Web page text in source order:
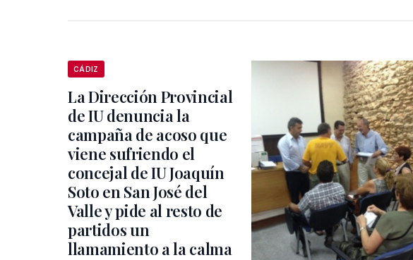
CÁDIZ
La Dirección Provincial
de IU denuncia la
campaña de acoso que
viene sufriendo el
concejal de IU Joaquín
Soto en San José del
Valle y pide al resto de
partidos un
llamamiento a la calma